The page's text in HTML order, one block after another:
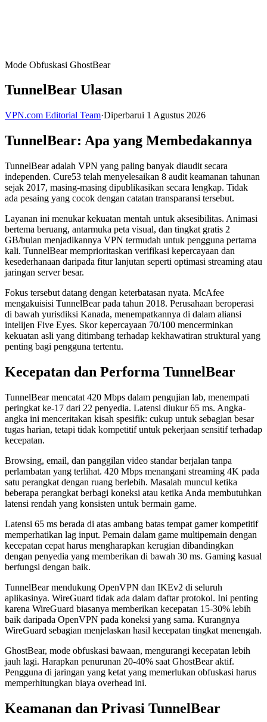
Mode Obfuskasi GhostBear
TunnelBear Ulasan
VPN.com Editorial Team·Diperbarui 1 Agustus 2026
TunnelBear: Apa yang Membedakannya
TunnelBear adalah VPN yang paling banyak diaudit secara
independen. Cure53 telah menyelesaikan 8 audit keamanan tahunan
sejak 2017, masing-masing dipublikasikan secara lengkap. Tidak
ada pesaing yang cocok dengan catatan transparansi tersebut.
Layanan ini menukar kekuatan mentah untuk aksesibilitas. Animasi
bertema beruang, antarmuka peta visual, dan tingkat gratis 2
GB/bulan menjadikannya VPN termudah untuk pengguna pertama
kali. TunnelBear memprioritaskan verifikasi kepercayaan dan
kesederhanaan daripada fitur lanjutan seperti optimasi streaming atau
jaringan server besar.
Fokus tersebut datang dengan keterbatasan nyata. McAfee
mengakuisisi TunnelBear pada tahun 2018. Perusahaan beroperasi
di bawah yurisdiksi Kanada, menempatkannya di dalam aliansi
intelijen Five Eyes. Skor kepercayaan 70/100 mencerminkan
kekuatan asli yang ditimbang terhadap kekhawatiran struktural yang
penting bagi pengguna tertentu.
Kecepatan dan Performa TunnelBear
TunnelBear mencatat 420 Mbps dalam pengujian lab, menempati
peringkat ke-17 dari 22 penyedia. Latensi diukur 65 ms. Angka-
angka ini menceritakan kisah spesifik: cukup untuk sebagian besar
tugas harian, tetapi tidak kompetitif untuk pekerjaan sensitif terhadap
kecepatan.
Browsing, email, dan panggilan video standar berjalan tanpa
perlambatan yang terlihat. 420 Mbps menangani streaming 4K pada
satu perangkat dengan ruang berlebih. Masalah muncul ketika
beberapa perangkat berbagi koneksi atau ketika Anda membutuhkan
latensi rendah yang konsisten untuk bermain game.
Latensi 65 ms berada di atas ambang batas tempat gamer kompetitif
memperhatikan lag input. Pemain dalam game multipemain dengan
kecepatan cepat harus mengharapkan kerugian dibandingkan
dengan penyedia yang memberikan di bawah 30 ms. Gaming kasual
berfungsi dengan baik.
TunnelBear mendukung OpenVPN dan IKEv2 di seluruh
aplikasinya. WireGuard tidak ada dalam daftar protokol. Ini penting
karena WireGuard biasanya memberikan kecepatan 15-30% lebih
baik daripada OpenVPN pada koneksi yang sama. Kurangnya
WireGuard sebagian menjelaskan hasil kecepatan tingkat menengah.
GhostBear, mode obfuskasi bawaan, mengurangi kecepatan lebih
jauh lagi. Harapkan penurunan 20-40% saat GhostBear aktif.
Pengguna di jaringan yang ketat yang memerlukan obfuskasi harus
memperhitungkan biaya overhead ini.
Keamanan dan Privasi TunnelBear